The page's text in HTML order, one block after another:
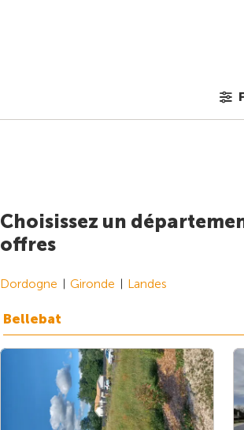
Choisissez un
offres
Dordogne Gironde Landes
Bellebat